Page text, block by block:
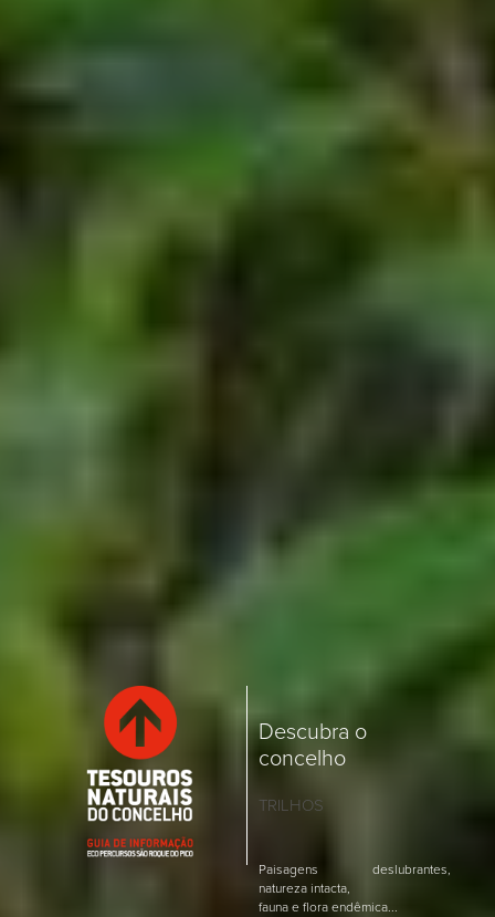
Descubra o
concelho
TRILHOS
Paisagens deslubrantes,
natureza intacta,
fauna e flora endêmica...